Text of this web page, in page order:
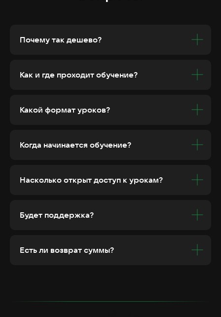
Почему так дешево?
Как и где проходит обучение?
Какой формат уроков?
Когда начинается обучение?
Насколько открыт доступ к урокам?
Будет поддержка?
Есть ли возврат суммы?